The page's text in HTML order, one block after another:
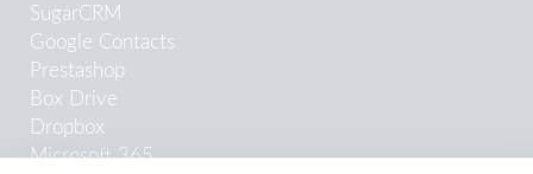
SugarCRM
Google Contacts
Prestashop
Box Drive
Dropbox
Microsoft 365